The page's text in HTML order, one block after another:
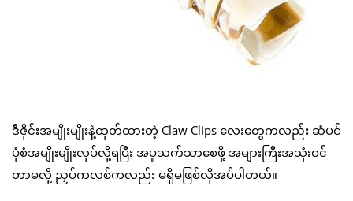
ဒီဇိုင်းအမျိုးမျိုးနဲ့ထုတ်ထားတဲ့ Claw Clips လေးတွေကလည်း ဆံပင်
ပုံစံအမျိုးမျိုးလုပ်လို့ရပြီး အပူသက်သာစေဖို့ အများကြီးအသုံးဝင်
တာမလို့ ညှပ်ကလစ်ကလည်း မရှိမဖြစ်လိုအပ်ပါတယ်။